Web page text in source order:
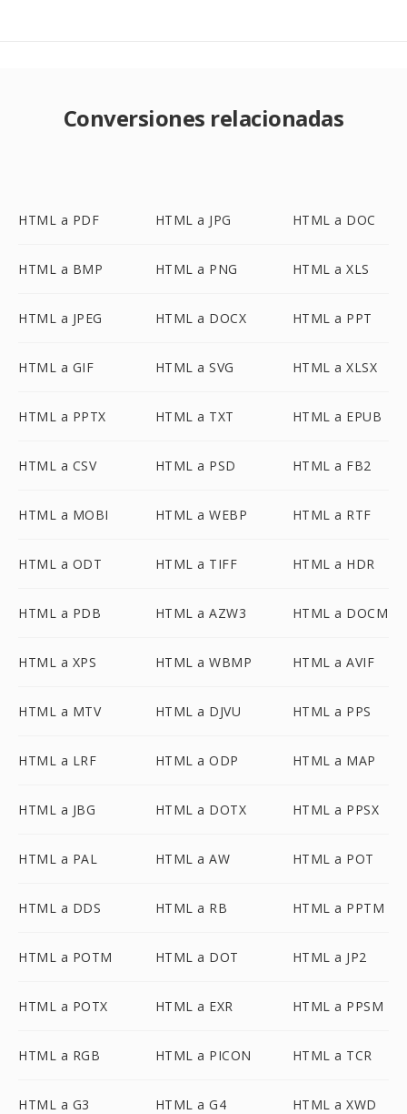
Conversiones relacionadas
HTML a PDF HTML a JPG HTML a DOC
HTML a BMP HTML a PNG HTML a XLS
HTML a JPEG HTML a DOCX HTML a PPT
HTML a GIF HTML a SVG HTML a XLSX
HTML a PPTX HTML a TXT HTML a EPUB
HTML a CSV HTML a PSD HTML a FB2
HTML a MOBI HTML a WEBP HTML a RTF
HTML a ODT HTML a TIFF HTML a HDR
HTML a PDB HTML a AZW3 HTML a DOCM
HTML a XPS HTML a WBMP HTML a AVIF
HTML a MTV HTML a DJVU HTML a PPS
HTML a LRF HTML a ODP HTML a MAP
HTML a JBG HTML a DOTX HTML a PPSX
HTML a PAL HTML a AW HTML a POT
HTML a DDS HTML a RB HTML a PPTM
HTML a POTM HTML a DOT HTML a JP2
HTML a POTX HTML a EXR HTML a PPSM
HTML a RGB HTML a PICON HTML a TCR
HTML a G3 HTML a G4 HTML a XWD